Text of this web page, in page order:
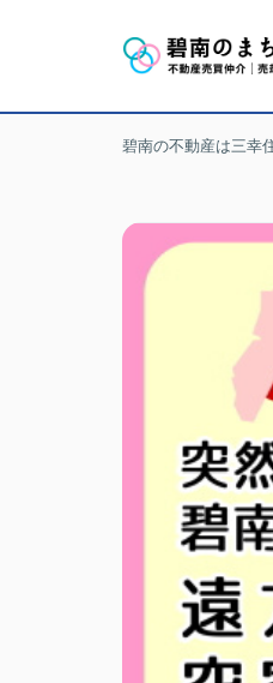
碧南の不動産は三幸